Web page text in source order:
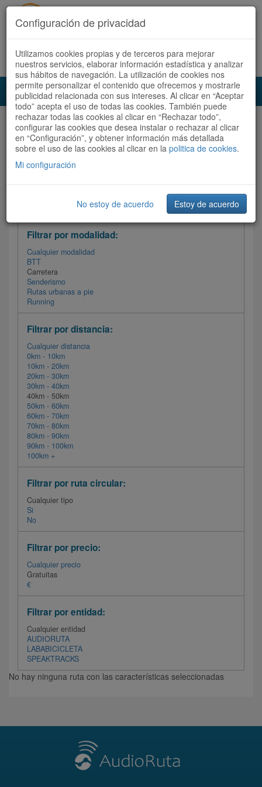
Acceder Registrate ahora Español | Català
Audioruta Todas las rutas
Todas las rutas
Ordenar por: Más recientes /
Filtrar las rutas
Filtrar por modalidad:
Cualquier modalidad
BTT
Carretera
Senderismo
Rutas urbanas a pie
Running
Filtrar por distancia:
Cualquier distancia
0km - 10km
10km - 20km
20km - 30km
30km - 40km
40km - 50km
50km - 60km
60km - 70km
70km - 80km
80km - 90km
90km - 100km
100km +
Filtrar por ruta circular:
Cualquier tipo
Si
No
Filtrar por precio:
Cualquier precio
Gratuitas
€
Filtrar por entidad:
Cualquier entidad
AUDIORUTA
LABABICICLETA
SPEAKTRACKS
No hay ninguna ruta con las características seleccionadas
Configuración de privacidad
Utilizamos cookies propias y de terceros para mejorar
nuestros servicios, elaborar información estadística y analizar
sus hábitos de navegación. La utilización de cookies nos
permite personalizar el contenido que ofrecemos y mostrarle
publicidad relacionada con sus intereses. Al clicar en “Aceptar
todo” acepta el uso de todas las cookies. También puede
rechazar todas las cookies al clicar en “Rechazar todo”,
configurar las cookies que desea instalar o rechazar al clicar
en “Configuración”, y obtener información más detallada
sobre el uso de las cookies al clicar en la politica de cookies.
Mi configuración
No estoy de acuerdo Estoy de acuerdo